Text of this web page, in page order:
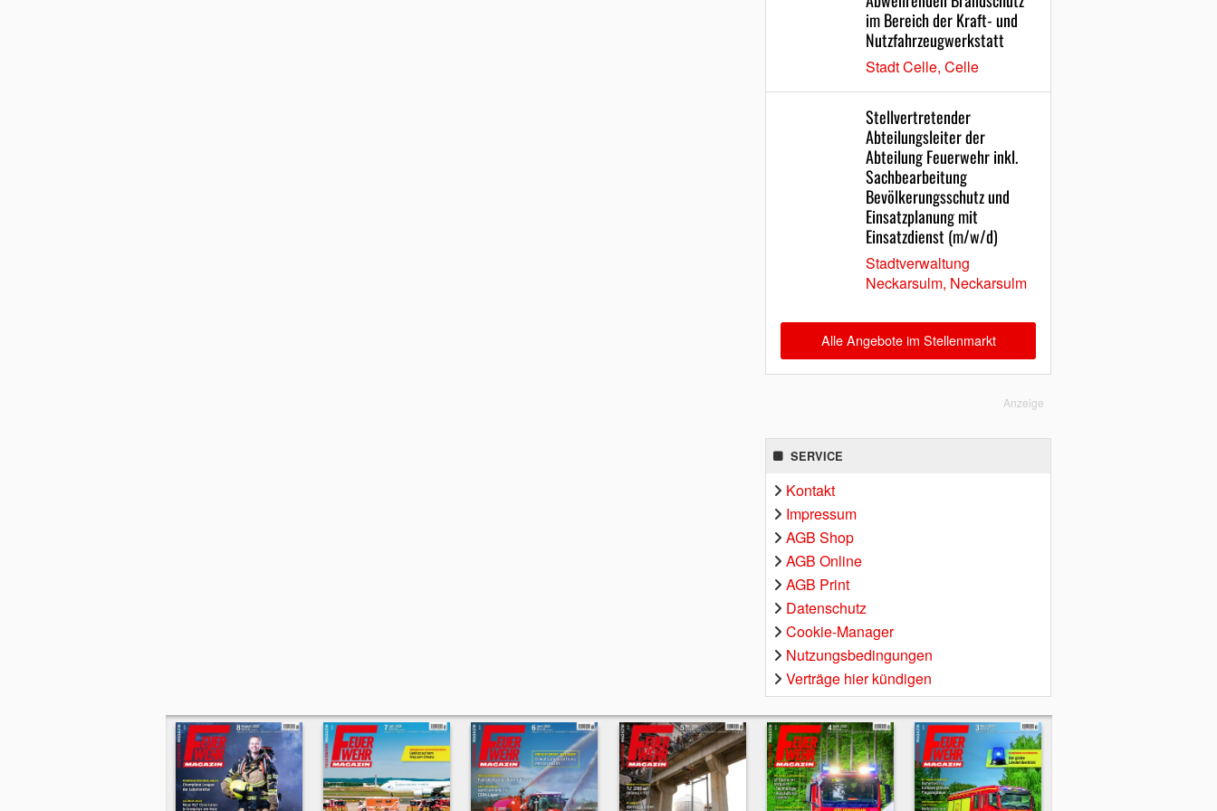
im Bereich der Kraft- und
Nutzfahrzeugwerkstatt
Stadt Celle, Celle
Stellvertretender
Abteilungsleiter der
Abteilung Feuerwehr inkl.
Sachbearbeitung
Bevölkerungsschutz und
Einsatzplanung mit
Einsatzdienst (m/w/d)
Stadtverwaltung
Neckarsulm, Neckarsulm
Alle Angebote im Stellenmarkt
Anzeige
SERVICE
Kontakt
Impressum
AGB Shop
AGB Online
AGB Print
Datenschutz
Cookie-Manager
Nutzungsbedingungen
Verträge hier kündigen